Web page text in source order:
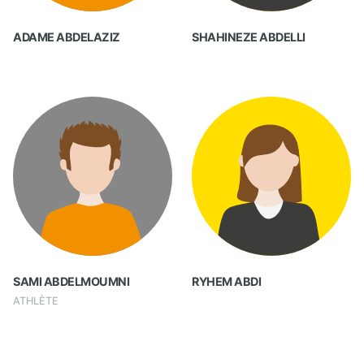
ADAME ABDELAZIZ SHAHINEZE ABDELLI
SAMI ABDELMOUMNI
ATHLÈTE
RYHEM ABDI